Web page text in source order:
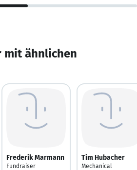
mit ähnlichen
Frederik Marmann
Fundraiser
Tim Hubacher
Mechanical